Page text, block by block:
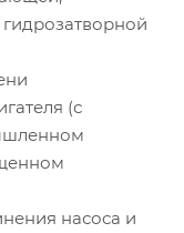
(с
насоса и